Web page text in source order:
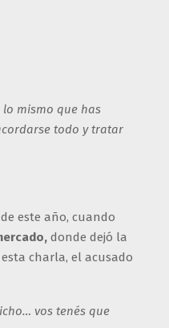
mismo que has
todo y tratar
este año, cuando
donde dejó la
charla, el acusado
vos tenés que